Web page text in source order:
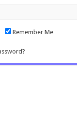
Remember Me